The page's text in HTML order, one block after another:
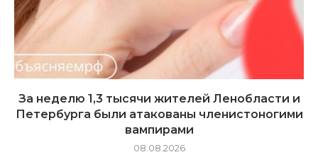
За неделю 1,3 тысячи жителей Ленобласти и
Петербурга были атакованы членистоногими
вампирами
08.08.2026